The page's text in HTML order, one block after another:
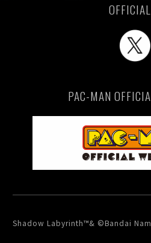
PAC-MAN
Shadow Labyrinth™& ©Bandai